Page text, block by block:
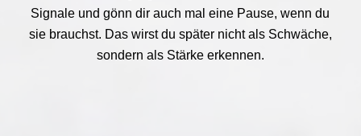
Signale und gönn dir auch mal eine Pause, wenn du
sie brauchst. Das wirst du später nicht als Schwäche,
sondern als Stärke erkennen.